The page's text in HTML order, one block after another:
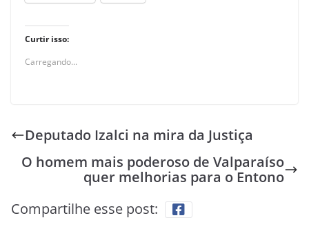
Curtir isso:
Carregando...
Deputado Izalci na mira da Justiça
O homem mais poderoso de Valparaíso
quer melhorias para o Entono
Compartilhe esse post: